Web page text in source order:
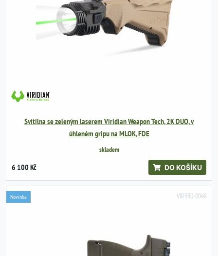
Svítilna se zeleným laserem Viridian Weapon Tech, 2K DUO, v
úhleném gripu na MLOK, FDE
skladem
6 100 Kč DO KOŠÍKU
VIR930-0048
Novinka